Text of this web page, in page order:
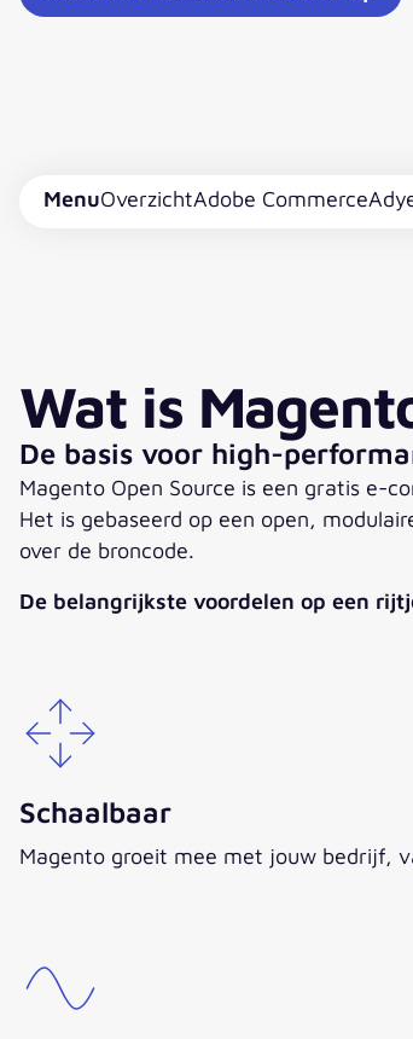
MenuOverzichtAdobe Commerce
Wat is
De basis voor high-
Magento Open Source is een gratis e-
Het is gebaseerd op een open,
over de broncode.
De belangrijkste voordelen op een
Schaalbaar
Magento groeit mee met jouw bedrijf,